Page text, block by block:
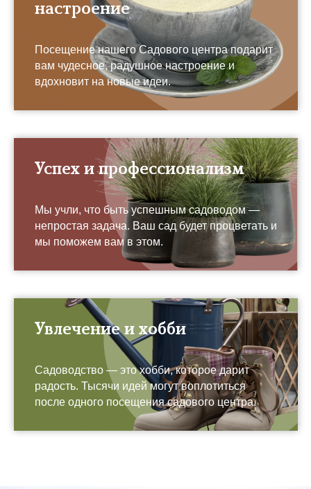
настроение
Посещение нашего Садового центра подарит
вам чудесное, радушное настроение и
вдохновит на новые идеи.
Успех и профессионализм
Мы учли, что быть успешным садоводом —
непростая задача. Ваш сад будет процветать и
мы поможем вам в этом.
Увлечение и хобби
Садоводство — это хобби, которое дарит
радость. Тысячи идей могут воплотиться
после одного посещения садового центра.